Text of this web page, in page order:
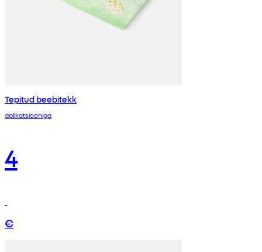
Tepitud beebitekk
aplikatsiooniga
4
€